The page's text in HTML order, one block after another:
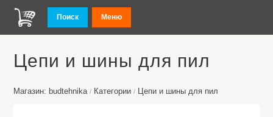
Поиск Меню
Цепи и шины для пил
Магазин: budtehnika / Категории / Цепи и шины для пил